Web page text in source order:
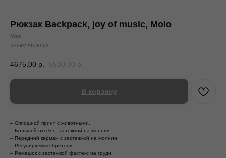
Рюкзак Backpack, joy of music, Molo
Molo
7S24V201/8922
4675,00 р. 5500,00 р.
В корзину
– Сплошной принт с животными.
– Большой отсек с застежкой на молнии.
– Передний карман с застежкой на молнии.
– Регулируемые бретели.
– Ремешок с застежкой фастекс на груди.